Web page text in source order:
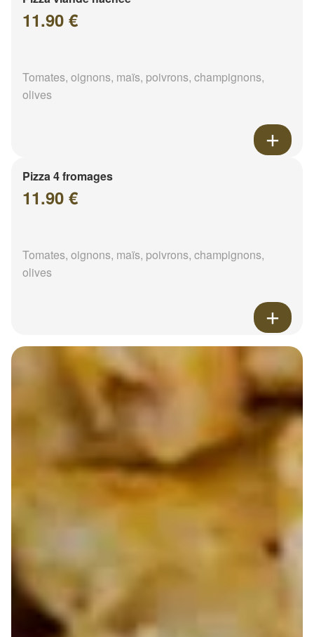
11.90 €
Tomates, oignons, maïs, poivrons, champignons,
olives
Pizza 4 fromages
11.90 €
Tomates, oignons, maïs, poivrons, champignons,
olives